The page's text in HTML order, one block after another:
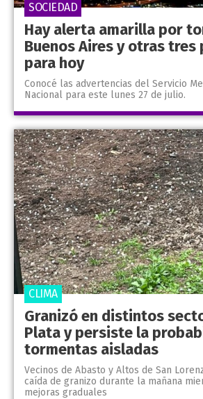
Hay alerta amarilla por
Buenos Aires y otras tres
para hoy
Conocé las advertencias del Servicio
Nacional para este lunes 27 de julio.
SOCIEDAD
Granizó en distintos
Plata y persiste la
tormentas aisladas
Vecinos de Abasto y Altos de San
caída de granizo durante la mañana
mejoras graduales
CLIMA